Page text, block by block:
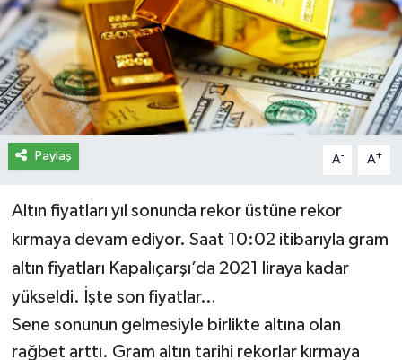
Paylaş A- A+
Altın fiyatları yıl sonunda rekor üstüne rekor
kırmaya devam ediyor. Saat 10:02 itibarıyla gram
altın fiyatları Kapalıçarşı’da 2021 liraya kadar
yükseldi. İşte son fiyatlar…
Sene sonunun gelmesiyle birlikte altına olan
rağbet arttı. Gram altın tarihi rekorlar kırmaya